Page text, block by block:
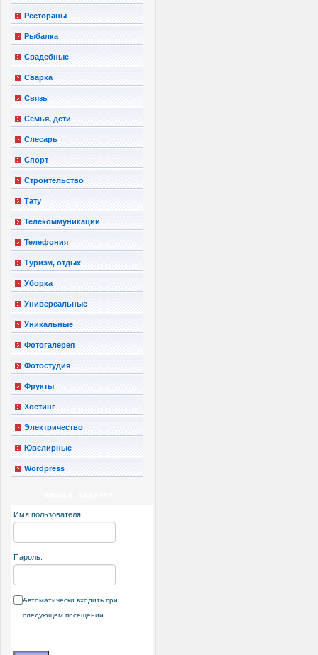
Рестораны
Рыбалка
Свадебные
Сварка
Связь
Семья, дети
Слесарь
Спорт
Строительство
Тату
Телекоммуникации
Телефония
Туризм, отдых
Уборка
Универсальные
Уникальные
Фотогалерея
Фотостудия
Фрукты
Хостинг
Электричество
Ювелирные
Wordpress
Имя пользователя:
Пароль:
Автоматически входить при
следующем посещении